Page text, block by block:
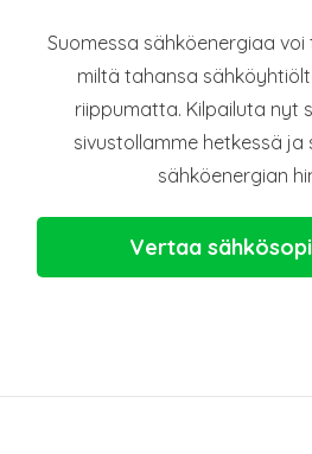
Suomessa sähköenergiaa
miltä tahansa
riippumatta. Kilpailuta nyt
sivustollamme hetkessä
sähköenergian
Vertaa